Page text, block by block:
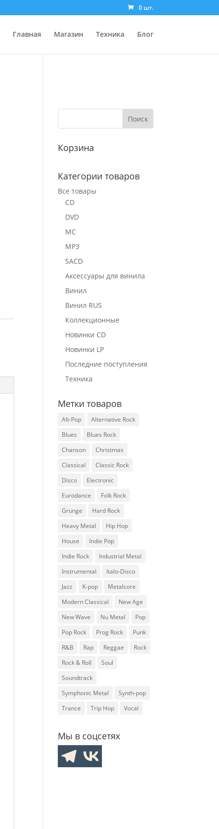
0 шт.
Главная Магазин Техника Блог
Корзина
Категории товаров
Все товары
CD
DVD
MC
MP3
SACD
Аксессуары для винила
Винил
Винил RUS
Коллекционные
Новинки CD
Новинки LP
Последние поступления
Техника
Метки товаров
Alt-Pop
Alternative Rock
Blues
Blues Rock
Chanson
Christmas
Classical
Classic Rock
Disco
Electronic
Eurodance
Folk Rock
Grunge
Hard Rock
Heavy Metal
Hip Hop
House
Indie Pop
Indie Rock
Industrial Metal
Instrumental
Italo-Disco
Jazz
K-pop
Metalcore
Modern Classical
New Age
New Wave
Nu Metal
Pop
Pop Rock
Prog Rock
Punk
R&B
Rap Reggae
Rock
Rock & Roll
Soul
Soundtrack
Symphonic Metal
Synth-pop
Trance
Trip Hop Vocal
Мы в соцсетях